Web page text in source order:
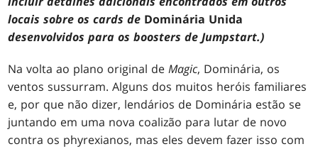
locais sobre os cards de Dominária Unida
desenvolvidos para os boosters de Jumpstart.)
Na volta ao plano original deMagic, Dominária, os
ventos sussurram. Alguns dos muitos heróis familiares
e, por que não dizer, lendários de Dominária estão se
juntando em uma nova coalizão para lutar de novo
contra os phyrexianos, mas eles devem fazer isso com